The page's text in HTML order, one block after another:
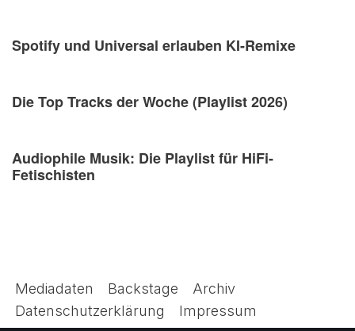
Spotify und Universal erlauben KI-Remixe
Die Top Tracks der Woche (Playlist 2026)
Audiophile Musik: Die Playlist für HiFi-
Fetischisten
Mediadaten Backstage
Archiv
Datenschutzerklärung
Impressum